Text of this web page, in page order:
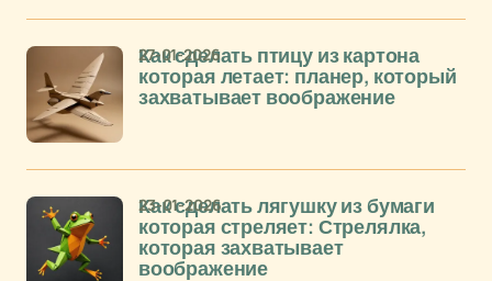
Как сделать птицу из картона
которая летает: планер, который
захватывает воображение
27-01-2026
Как сделать лягушку из бумаги
которая стреляет: Стрелялка,
которая захватывает
воображение
23-01-2026